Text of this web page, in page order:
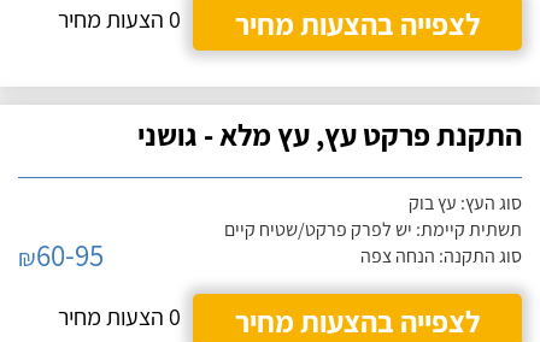
לצפייה בהצעות מחיר
0 הצעות מחיר
התקנת פרקט עץ, עץ מלא - גושני
סוג העץ: עץ בוק
תשתית קיימת: יש לפרק פרקט/שטיח קיים
סוג התקנה: הנחה צפה
₪60-95
לצפייה בהצעות מחיר
0 הצעות מחיר